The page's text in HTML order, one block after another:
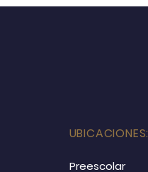
UBICACIONES:
Preescolar